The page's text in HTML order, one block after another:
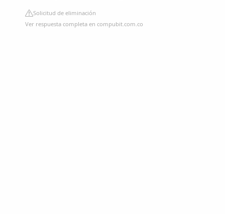
Solicitud de eliminación
Ver respuesta completa en compubit.com.co